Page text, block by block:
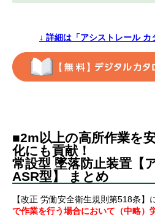
↓ 詳細は「アシストレール カ
■2m以上の高所作業を
化にも貢献！
常設型 墜落防止装置【
ASR型】 まとめ
【改正 労働安全衛生規則第518条】
で作業を行う場合において（中略）